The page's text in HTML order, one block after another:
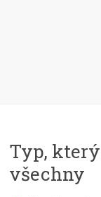
Typ,
všechny